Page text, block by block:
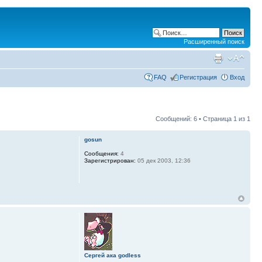
Расширенный поиск
FAQ Регистрация Вход
Сообщений: 6 • Страница 1 из 1
gosun
Сообщения: 4
Зарегистрирован: 05 дек 2003, 12:36
Сергей ака godless